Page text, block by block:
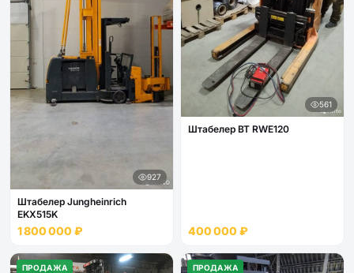
927
Штабелер Jungheinrich
EKX515K
1 800 000 ₽
561
Штабелер BT RWE120
400 000 ₽
ПРОДАЖА ПРОДАЖА